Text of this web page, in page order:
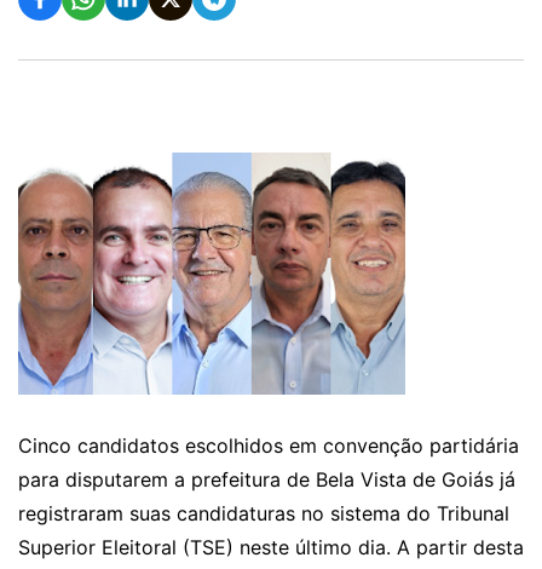
Cinco candidatos escolhidos em convenção partidária
para disputarem a prefeitura de Bela Vista de Goiás já
registraram suas candidaturas no sistema do Tribunal
Superior Eleitoral (TSE) neste último dia. A partir desta